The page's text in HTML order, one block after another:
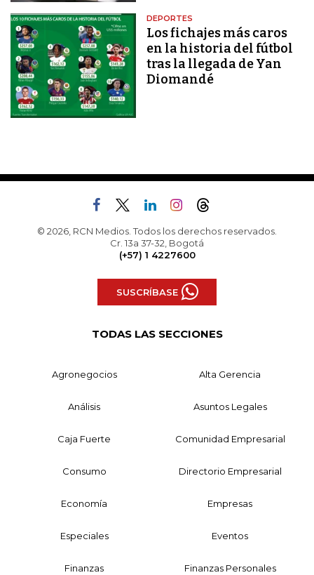
DEPORTES
Los fichajes más caros
en la historia del fútbol
tras la llegada de Yan
Diomandé
© 2026, RCN Medios. Todos los derechos reservados.
Cr. 13a 37-32, Bogotá
(+57) 1 4227600
SUSCRÍBASE
TODAS LAS SECCIONES
Agronegocios Alta Gerencia
Análisis Asuntos Legales
Caja Fuerte Comunidad Empresarial
Consumo Directorio Empresarial
Economía Empresas
Especiales Eventos
Finanzas Finanzas Personales